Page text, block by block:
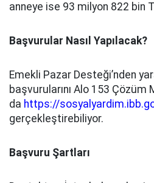
anneye ise 93 milyon 822 bin
Başvurular Nasıl Yapılacak?
Emekli Pazar Desteği’nden
başvurularını Alo 153 Çözüm
da https://
gerçekleştirebiliyor.
Başvuru Şartları